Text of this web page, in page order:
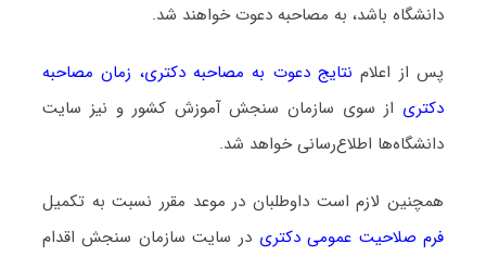
دانشگاه باشد، به مصاحبه دعوت خواهند شد.
پس از اعلام نتایج دعوت به مصاحبه دکتری، زمان مصاحبه
دکتری از سوی سازمان سنجش آموزش کشور و نیز سایت
دانشگاه‌ها اطلاع‌رسانی خواهد شد.
همچنین لازم است داوطلبان در موعد مقرر نسبت به تکمیل
فرم صلاحیت عمومی دکتری در سایت سازمان سنجش اقدام